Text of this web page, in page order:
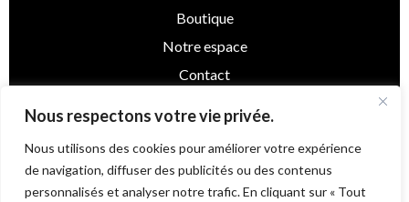
Nous respectons votre vie privée.
Nous utilisons des cookies pour améliorer votre expérience
de navigation, diffuser des publicités ou des contenus
personnalisés et analyser notre trafic. En cliquant sur « Tout
Boutique
Notre espace
Contact